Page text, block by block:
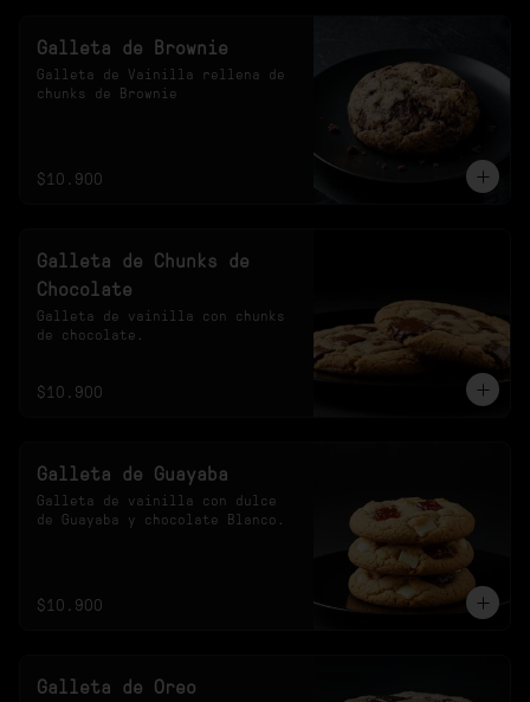
Galleta de Brownie
Galleta de Vainilla rellena de
chunks de Brownie
$10.900
Galleta de Chunks de
Chocolate
Galleta de vainilla con chunks
de chocolate.
$10.900
Galleta de Guayaba
Galleta de vainilla con dulce
de Guayaba y chocolate Blanco.
$10.900
Galleta de Oreo